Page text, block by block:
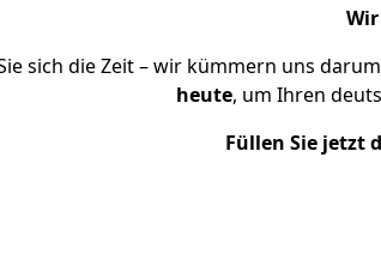
sich die Zeit – wir kümmern uns
heute, um Ihren
Füllen Sie jetzt